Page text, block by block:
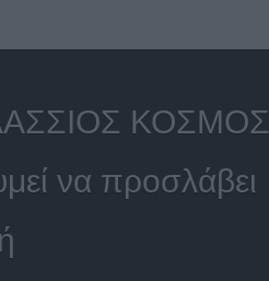
ΚΟΣΜΟΣ
να προσλάβει